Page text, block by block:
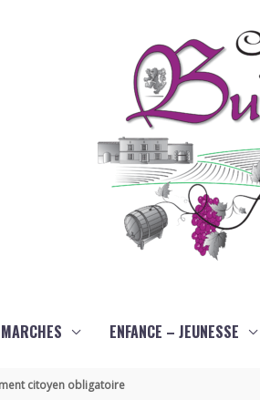
ENFANCE – JEUNESSE
citoyen obligatoire